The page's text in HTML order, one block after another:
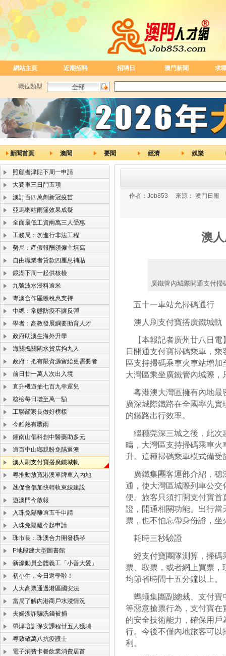
網站主頁 近期招聘 招聘日 澳門新聞 求
職位類型:
新聞首頁 澳聞 要聞 經濟 娛樂
照顧者津貼下周一申請
大賽車三日鬥五項
澳訂百四萬劑新冠疫苗
亞馬喇站雨篷效果成疑
全面最低工資兩萬三人受惠
工務局：勿進行非法工程
勞局：產假報酬須僱主填寫
自由職業者貸款四厘息補貼
鏡湖下周一起供核檢
九號波水浸料逾米
粵澳合作區獲稅惠支持
中總：常態防疫不讓反彈
學者：高教發展綱要助育人才
政府助澳生海外升學
海關搗關閘水貨店拘九人
政府：把有限資源留給更需要者
前日廿一萬人次出入境
直升機遊抽七百九幸運兒
核檢每日增至萬一額
工聯籲家長做好榜樣
今酷熱有驟雨
鍾南山倡科創中醫藥助多元
逾百中山鄉親盼免隔返澳
澳人刷支付寶搭廣鐵城軌
粵推動放寬港澳單牌車入內地
氹促會倡加快輕軌東線建設
遊澳門今啟報
入珠免隔離逾五千申請
入珠免隔離今起申請
珠市長：珠澳合力開發橫琴
P地段建大型圖書館
新濠動員全體義工「小善大愛」
初小生，今日返學啦！
人大高票通過港區國安法
當局了解內港商戶水浸情況
夫婦涉詐騙洗錢被捕
帶津培訓保安課程廿五人獲聘
粵致敬萬八抗疫護士
電子消費卡餐飲業消費居首
作者： Job853 來源： 澳門日報
澳
廣鐵管內城際開通支付掃
五十一車站允掃碼通行
澳人刷支付寶搭廣鐵城軌
【本報記者廣州廿八日電
日開通支付寶掃碼乘車，
區支持掃碼乘車火車站增
大灣區乘坐廣鐵管內城際
粵港澳大灣區擁有內地最
廣深城際鐵路在全國率先
的鐵路出行效率。
繼穗莞深三城之後，此次
疇，大灣區支持掃碼乘車
升。這種掃碼乘車模式備受
廣鐵集團客運部介紹，穗
通，使大灣區城際列車公
便。旅客只須打開支付寶首
證，開通相關功能。出行
票，也不怕忘帶身份證，
耗時三秒驗證
經支付寶團隊測算，掃碼
票、取票，或者網上買票
均節省時間十五分鐘以上。
螞蟻集團副總裁、支付寶
等惡意搶票行為，支付寶在
的安全技術能力，確保用
行。今後不僅內地旅客可
利。